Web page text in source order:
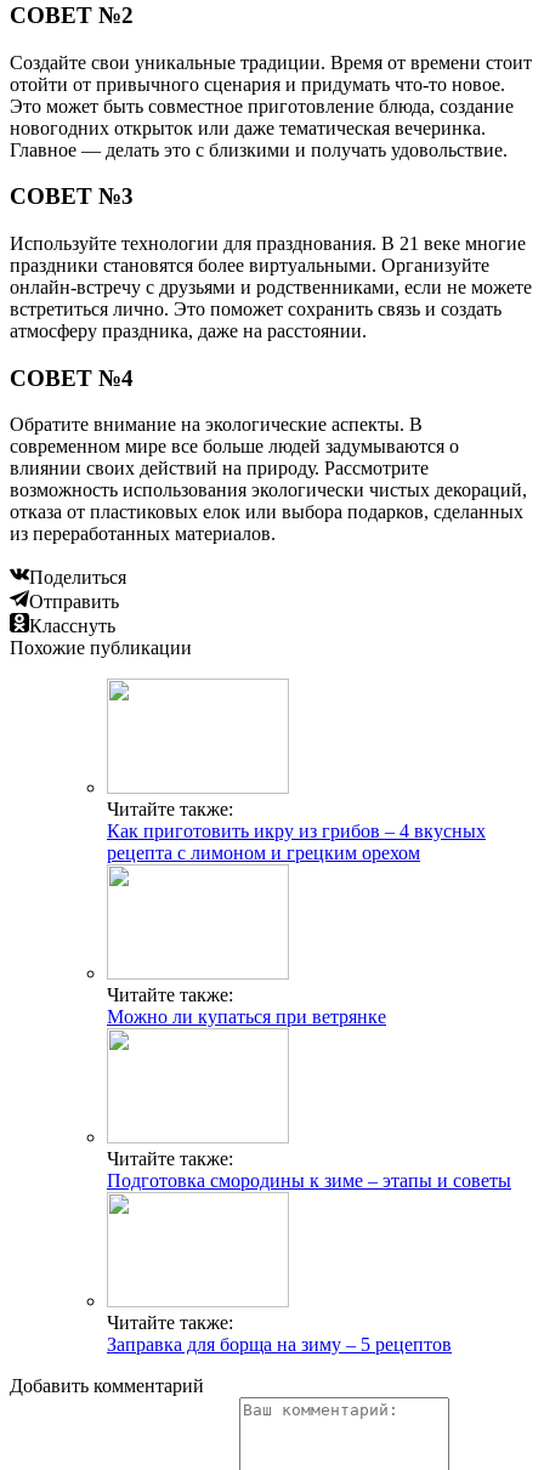
СОВЕТ №2
Создайте свои уникальные традиции. Время от времени стоит
отойти от привычного сценария и придумать что-то новое.
Это может быть совместное приготовление блюда, создание
новогодних открыток или даже тематическая вечеринка.
Главное — делать это с близкими и получать удовольствие.
СОВЕТ №3
Используйте технологии для празднования. В 21 веке многие
праздники становятся более виртуальными. Организуйте
онлайн-встречу с друзьями и родственниками, если не можете
встретиться лично. Это поможет сохранить связь и создать
атмосферу праздника, даже на расстоянии.
СОВЕТ №4
Обратите внимание на экологические аспекты. В
современном мире все больше людей задумываются о
влиянии своих действий на природу. Рассмотрите
возможность использования экологически чистых декораций,
отказа от пластиковых елок или выбора подарков, сделанных
из переработанных материалов.
Поделиться
Отправить
Класснуть
Похожие публикации
Читайте также:
Как приготовить икру из грибов – 4 вкусных
рецепта с лимоном и грецким орехом
Читайте также:
Можно ли купаться при ветрянке
Читайте также:
Подготовка смородины к зиме – этапы и советы
Читайте также:
Заправка для борща на зиму – 5 рецептов
Добавить комментарий